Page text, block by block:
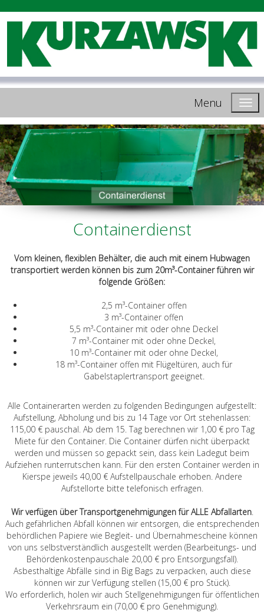
Menu
Containerdienst
Vom kleinen, flexiblen Behälter, die auch mit einem Hubwagen
transportiert werden können bis zum 20m³-Container führen wir
folgende Größen:
2,5 m³-Container offen
3 m³-Container offen
5,5 m³-Container mit oder ohne Deckel
7 m³-Container mit oder ohne Deckel,
10 m³-Container mit oder ohne Deckel,
18 m³-Container offen mit Flügeltüren, auch für
Gabelstaplertransport geeignet.
Alle Containerarten werden zu folgenden Bedingungen aufgestellt:
Aufstellung, Abholung und bis zu 14 Tage vor Ort stehenlassen:
115,00 € pauschal. Ab dem 15. Tag berechnen wir 1,00 € pro Tag
Miete für den Container. Die Container dürfen nicht überpackt
werden und müssen so gepackt sein, dass kein Ladegut beim
Aufziehen runterrutschen kann. Für den ersten Container werden in
Kierspe jeweils 40,00 € Aufstellpauschale erhoben. Andere
Aufstellorte bitte telefonisch erfragen.
Wir verfügen über Transportgenehmigungen für ALLE Abfallarten.
Auch gefährlichen Abfall können wir entsorgen, die entsprechenden
behördlichen Papiere wie Begleit- und Übernahmescheine können
von uns selbstverständlich ausgestellt werden (Bearbeitungs- und
Behördenkostenpauschale 20,00 € pro Entsorgungsfall).
Asbesthaltige Abfälle sind in Big Bags zu verpacken, auch diese
können wir zur Verfügung stellen (15,00 € pro Stück).
Wo erforderlich, holen wir auch Stellgenehmigungen für öffentlichen
Verkehrsraum ein (70,00 € pro Genehmigung).